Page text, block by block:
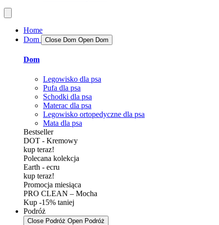
Home
Dom
Close Dom Open Dom
Dom
Legowisko dla psa
Pufa dla psa
Schodki dla psa
Materac dla psa
Legowisko ortopedyczne dla psa
Mata dla psa
Bestseller
DOT - Kremowy
kup teraz!
Polecana kolekcja
Earth - ecru
kup teraz!
Promocja miesiąca
PRO CLEAN – Mocha
Kup -15% taniej
Podróż
Close Podróż Open Podróż